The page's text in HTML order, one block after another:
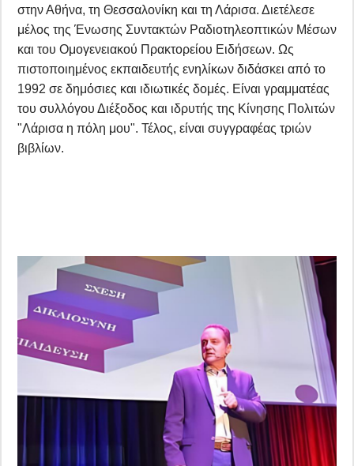
στην Αθήνα, τη Θεσσαλονίκη και τη Λάρισα. Διετέλεσε
μέλος της Ένωσης Συντακτών Ραδιοτηλεοπτικών Μέσων
και του Ομογενειακού Πρακτορείου Ειδήσεων. Ως
πιστοποιημένος εκπαιδευτής ενηλίκων διδάσκει από το
1992 σε δημόσιες και ιδιωτικές δομές. Είναι γραμματέας
του συλλόγου Διέξοδος και ιδρυτής της Κίνησης Πολιτών
"Λάρισα η πόλη μου". Τέλος, είναι συγγραφέας τριών
βιβλίων.